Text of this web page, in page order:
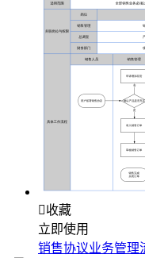
收藏
立即使用
销售协议业务管理